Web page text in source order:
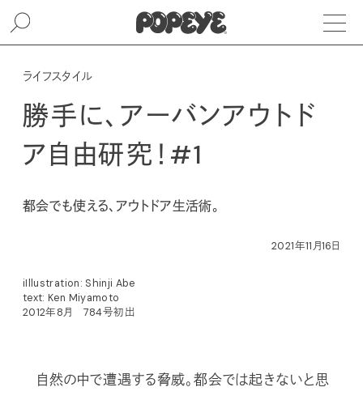
ライフスタイル
勝手に、アーバンアウトド
ア自由研究！#1
都会でも使える、アウトドア生活術。
2021年11月16日
iIllustration: Shinji Abe
text: Ken Miyamoto
2012年8月 784号初出
自然の中で遭遇する脅威。都会では起きないと思